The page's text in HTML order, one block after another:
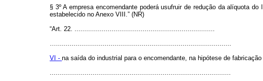
§ 3º A empresa encomendante poderá usufruir de redução da alíquota
estabelecido no Anexo VIII.” (NR)
“Art. 22. ........................................................................
…..........................................................................................
VI - na saída do industrial para o encomendante, na hipótese de
.............................................................................................